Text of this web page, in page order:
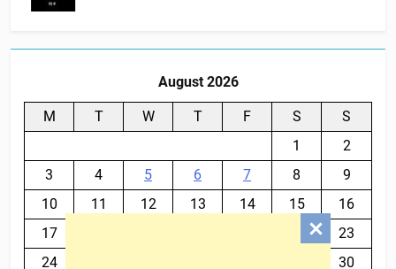
August 2026
M T W T F S
S
1
2
3
4 5 6 7 8
9
10
11 12 13 14 15
16
17
23
24
30